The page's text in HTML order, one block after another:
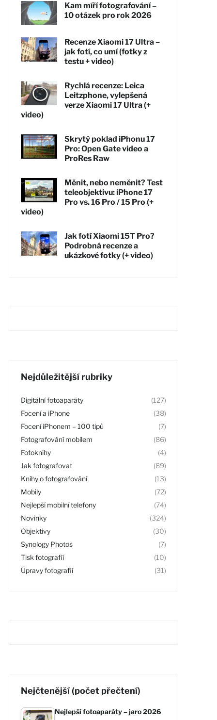
Kam míří fotografování –
10 otázek pro rok 2026
Recenze Xiaomi 17 Ultra –
jak fotí, co umí (fotky z
testu + video)
Rychlá recenze: Leica
Leitzphone, vylepšená
verze Xiaomi 17 Ultra (+
video)
Skrytý poklad iPhonu 17
Pro: Open Gate video a
ProRes Raw
Měnit, nebo neměnit? Test
teleobjektivu: iPhone 17
Pro vs. 16 Pro / 15 Pro (+
video)
Jak fotí Xiaomi 15T Pro?
Podrobná recenze a
ukázkové fotky (+ video)
Nejdůležitější rubriky
Digitální fotoaparáty
(127)
Focení a iPhone
(38)
Focení iPhonem – 100 tipů
(7)
Fotografování mobilem
(86)
Fotoknihy
(4)
Jak fotografovat
(89)
Knihy o fotografování
(13)
Mobily
(72)
Nejlepší mobilní telefony
(74)
Novinky
(324)
Objektivy
(30)
Synology Photos
(7)
Tisk fotografií
(10)
Úpravy fotografií
(31)
Nejčtenější (počet přečtení)
Nejlepší fotoaparáty – jaro 2026